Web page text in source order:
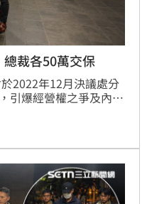
裁各50萬交保
2022年12月決議處分
引爆經營權之爭及內線
偉龍及前任董事長詹岳
制出境出海，其餘人請